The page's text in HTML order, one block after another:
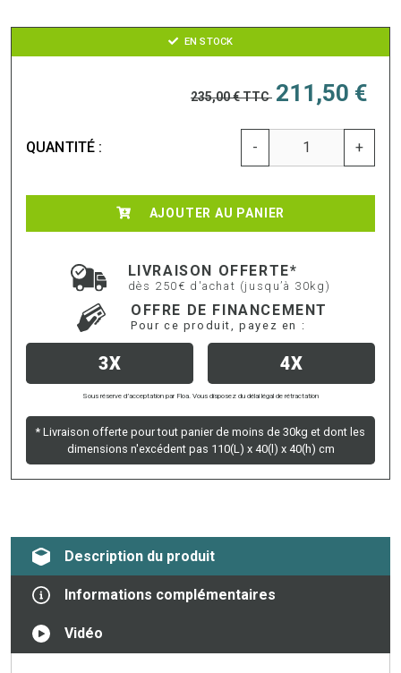
EN STOCK
235,00 €TTC 211,50 €
QUANTITÉ : - +
AJOUTER AU PANIER
LIVRAISON OFFERTE*
dès 250€ d'achat (jusqu’à 30kg)
OFFRE DE FINANCEMENT
Pour ce produit, payez en :
3X 4X
Sous réserve d’acceptation par Floa. Vous disposez du délai légal de rétractation
* Livraison offerte pour tout panier de moins de 30kg et dont les
dimensions n'excédent pas 110(L) x 40(l) x 40(h) cm
Description du produit
Informations complémentaires
Vidéo